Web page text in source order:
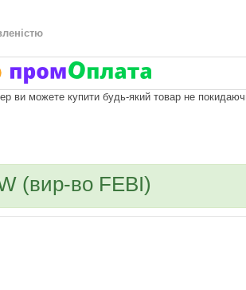
ви можете купити будь-який товар не
(вир-во FEBI)